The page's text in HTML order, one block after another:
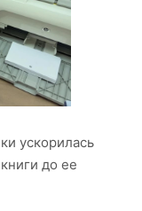
ускорилась
до ее